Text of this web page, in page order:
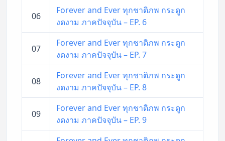
06
Forever and Ever ทุกชาติภพ กระดูก
งดงาม ภาคปัจจุบัน – EP. 6
07
Forever and Ever ทุกชาติภพ กระดูก
งดงาม ภาคปัจจุบัน – EP. 7
08
Forever and Ever ทุกชาติภพ กระดูก
งดงาม ภาคปัจจุบัน – EP. 8
09
Forever and Ever ทุกชาติภพ กระดูก
งดงาม ภาคปัจจุบัน – EP. 9